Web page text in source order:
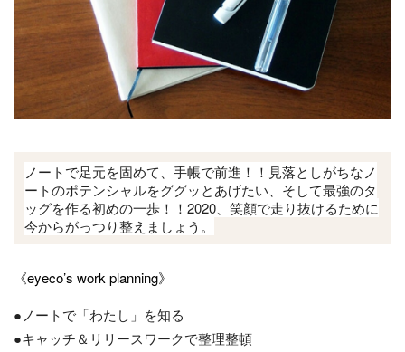
ノートで足元を固めて、手帳で前進！！見落としがちなノ
ートのポテンシャルをググッとあげたい、そして最強のタ
ッグを作る初めの一歩！！2020、笑顔で走り抜けるために
今からがっつり整えましょう。
《eyeco’s work planning》
●ノートで「わたし」を知る
●キャッチ＆リリースワークで整理整頓